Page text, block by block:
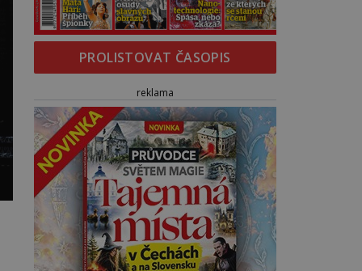
PROLISTOVAT ČASOPIS
reklama